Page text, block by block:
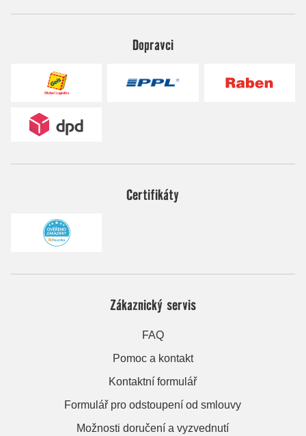
Dopravci
Certifikáty
Zákaznický servis
FAQ
Pomoc a kontakt
Kontaktní formulář
Formulář pro odstoupení od smlouvy
Možnosti doručení a vyzvednutí